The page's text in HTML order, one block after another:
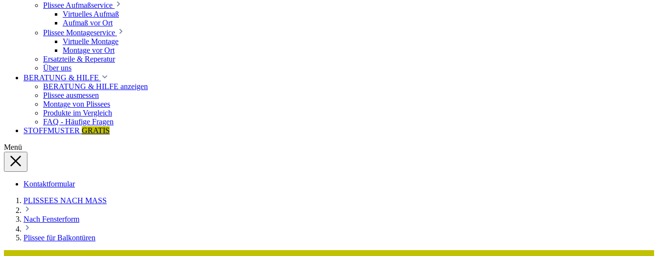
Plissee Aufmaßservice
Virtuelles Aufmaß
Aufmaß vor Ort
Plissee Montageservice
Virtuelle Montage
Montage vor Ort
Ersatzteile & Reperatur
Über uns
BERATUNG & HILFE
BERATUNG & HILFE anzeigen
Plissee ausmessen
Montage von Plissees
Produkte im Vergleich
FAQ - Häufige Fragen
STOFFMUSTER GRATIS
Menü
Kontaktformular
PLISSEES NACH MASS
Nach Fensterform
Plissee für Balkontüren